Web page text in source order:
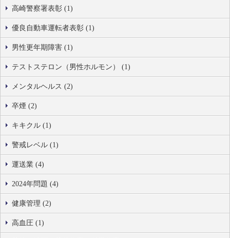
高崎警察署表彰 (1)
優良自動車運転者表彰 (1)
男性更年期障害 (1)
テストステロン（男性ホルモン） (1)
メンタルヘルス (2)
卒煙 (2)
キキクル (1)
警戒レベル (1)
運送業 (4)
2024年問題 (4)
健康管理 (2)
高血圧 (1)